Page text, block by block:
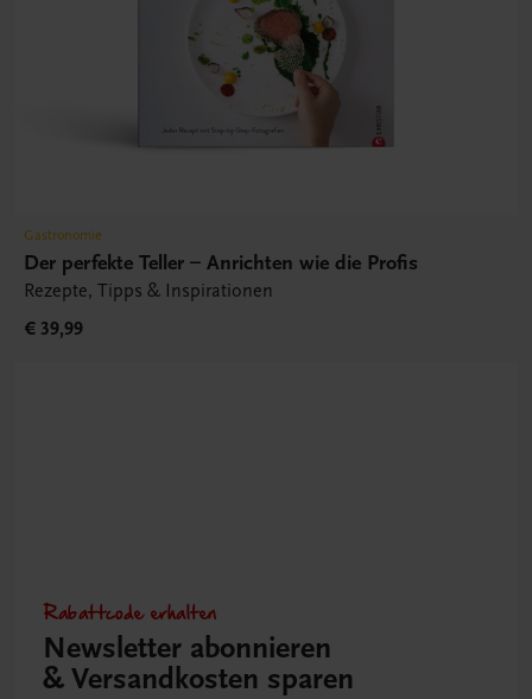
Gastronomie
Der perfekte Teller – Anrichten wie die Profis
Rezepte, Tipps & Inspirationen
€ 39,99
Rabattcode erhalten
Newsletter abonnieren
& Versandkosten sparen